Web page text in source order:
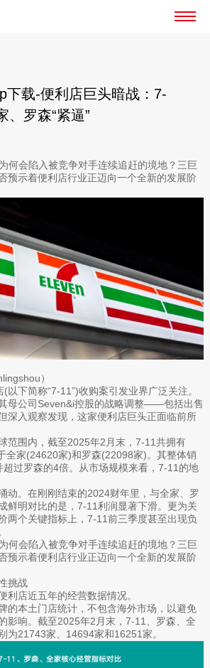
下载-便利店巨头暗战：7-
、罗森“紧逼”
何会陷入被竞争对手连续追赶的境地？三巨
预示着便利店行业正迈向一个全新的发展阶
）
以下简称“7-11”)收购案引发业界广泛关注。
母公司Seven&i控股的战略调整——包括出售
深入观察发现，这家便利店巨头正面临前所
范围内，截至2025年2月末，7-11共拥有
全家(24620家)和罗森(22098家)。其整体销
过罗森的4倍。从市场规模来看，7-11的地
动。在刚刚结束的2024财年里，与全家、罗
鲜明对比的是，7-11利润显著下滑。更为关
两个关键指标上，7-11前三季度甚至出现负
何会陷入被竞争对手连续追赶的境地？三巨
预示着便利店行业正迈向一个全新的发展阶
挑战
利店近五年的经营数据情况。
的本土门店统计，不包含海外市场，以避免
影响。截至2025年2月末，7-11、罗森、全
为21743家、14694家和16251家。